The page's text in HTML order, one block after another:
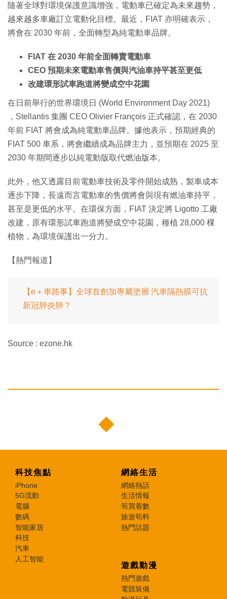
隨著全球對環境保護意識增強，電動車已確定為未來趨勢，
越來越多車廠訂立電動化目標。最近，FIAT 亦明確表示，
將會在 2030 年前，全面轉型為純電動車品牌。
FIAT 在 2030 年前全面轉賣電動車
CEO 預期未來電動車售價與汽油車持平甚至更低
改建環形試車跑道將變成空中花園
在日前舉行的世界環境日 (World Environment Day 2021)
，Stellantis 集團 CEO Olivier François 正式確認，在 2030
年前 FIAT 將會成為純電動車品牌。據他表示，預期經典的
FIAT 500 車系，將會繼續成為品牌主力，並預期在 2025 至
2030 年期間逐步以純電動版取代燃油版本。
此外，他又透露目前電動車技術及零件開始成熟，製車成本
逐步下降，長遠而言電動車的售價將會與現有燃油車持平，
甚至是更低的水平。在環保方面，FIAT 決定將 Ligotto 工廠
改建，原有環形試車跑道將變成空中花園，種植 28,000 棵
植物，為環境保護出一分力。
【熱門報道】
【e＋車路事】全球首創加專屬塗層 汽車隔熱膜可抗
新冠肺炎肺？
Source : ezone.hk
科技焦點
iPhone
5G流動
電腦
數碼
智能家居
科技
汽車
人工智能
網絡生活
網絡熱話
生活情報
筍買着數
旅遊筍料
熱門話題
遊戲動漫
熱門遊戲
電競裝備